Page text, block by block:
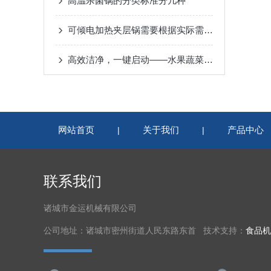
可倾电加热夹层锅需要根据实际需求考虑合适的尺寸和功率
高效洁净，一键启动——水果蔬菜清洗机让健康触手可及
网站首页 | 关于我们 | 产品中心
联系我们
诸城市金运机械有限公司
公司地址：诸城市密州街道人民东路东首 技术支持： 食品